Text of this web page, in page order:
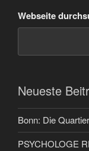
Webseite
Neueste
Bonn: Die
PSYCHOLOGE